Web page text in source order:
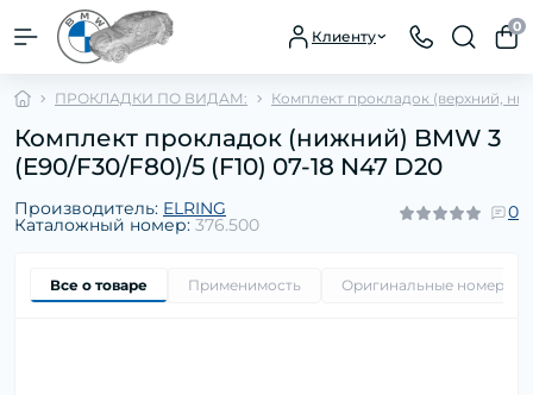
Клиенту
0
ПРОКЛАДКИ ПО ВИДАМ: Комплект прокладок (верхний,
Комплект прокладок (нижний) BMW 3
(E90/F30/F80)/5 (F10) 07-18 N47 D20
Производитель: ELRING
Каталожный номер: 376.500
0
Все о товаре Применимость Оригинальные номера